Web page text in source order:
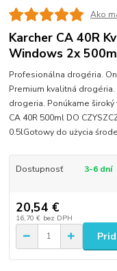
Ako
Karcher CA 40R
Windows 2x
Profesionálna drogéria.
Premium kvalitná
drogeria. Ponúkame
CA 40R 500ml DO
0.5lGotowy do użycia
Dostupnosť 3-6 dní
20,54 €
16,70 € bez DPH